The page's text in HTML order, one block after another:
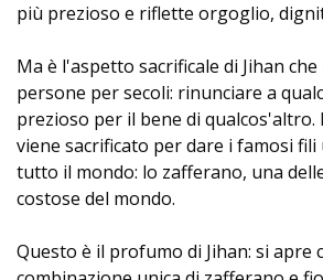
più prezioso e riflette orgoglio,
Ma è l'aspetto sacrificale di Jihan
persone per secoli: rinunciare a
prezioso per il bene di qualcos'altro.
viene sacrificato per dare i famosi fili
tutto il mondo: lo zafferano, una
costose del mondo.
Questo è il profumo di Jihan: si apre